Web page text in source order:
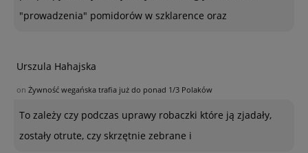
"prowadzenia" pomidorów w szklarence oraz
Urszula Hahajska
on Żywność wegańska trafia już do ponad 1/3 Polaków
To zależy czy podczas uprawy robaczki które ją zjadały,
zostały otrute, czy skrzętnie zebrane i